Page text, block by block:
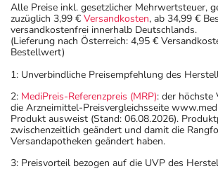
Alle Preise inkl. gesetzlicher Mehrwertsteuer,
zuzüglich 3,99 € Versandkosten, ab 34,99 €
versandkostenfrei innerhalb Deutschlands.
(Lieferung nach Österreich: 4,95 €
Bestellwert)
1: Unverbindliche Preisempfehlung des
2: MediPreis-Referenzpreis (MRP): der höchste
die Arzneimittel-Preisvergleichsseite
Produkt ausweist (Stand: 06.08.2026).
zwischenzeitlich geändert und damit die
Versandapotheken geändert haben.
3: Preisvorteil bezogen auf die UVP des